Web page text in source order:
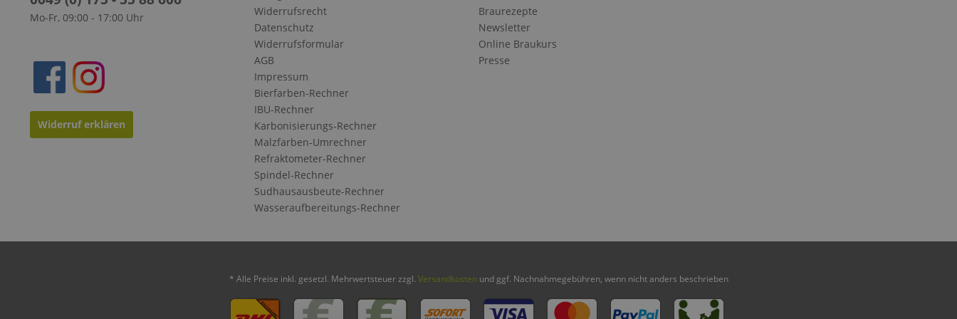
Mo-Fr, 09:00 - 17:00 Uhr
Widerruf erklären
Widerrufsrecht
Datenschutz
Widerrufsformular
AGB
Impressum
Bierfarben-Rechner
IBU-Rechner
Karbonisierungs-Rechner
Malzfarben-Umrechner
Refraktometer-Rechner
Spindel-Rechner
Sudhausausbeute-Rechner
Wasseraufbereitungs-Rechner
Braurezepte
Newsletter
Online Braukurs
Presse
* Alle Preise inkl. gesetzl. Mehrwertsteuer zzgl. Versandkosten und ggf. Nachnahmegebühren, wenn nicht anders beschrieben